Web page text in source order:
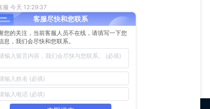
范围之内，这样形成的钻孔成本也不同。比如一种线宽